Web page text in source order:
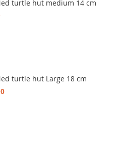
turtle hut medium 14 cm
turtle hut Large 18 cm